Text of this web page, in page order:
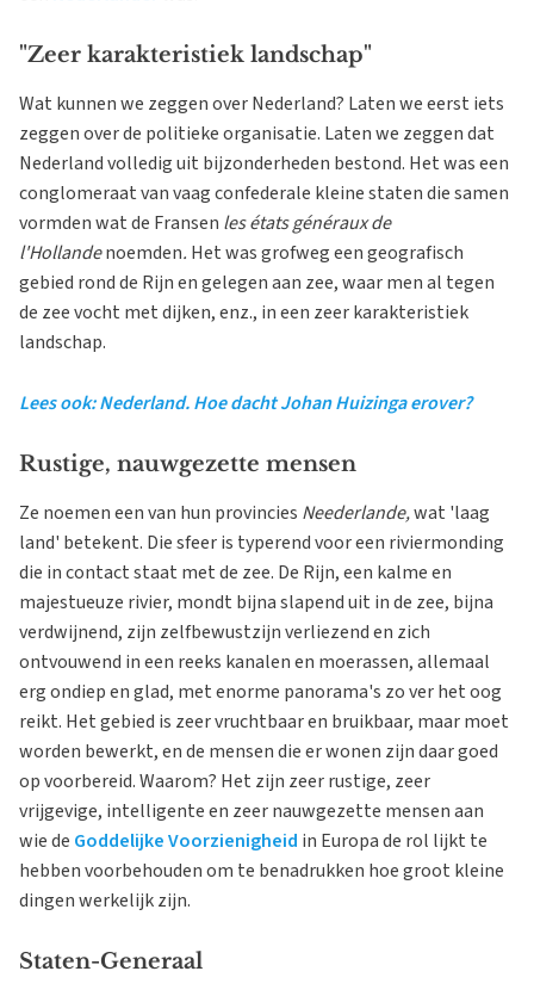
"Zeer karakteristiek landschap"
Wat kunnen we zeggen over Nederland? Laten we eerst iets
zeggen over de politieke organisatie. Laten we zeggen dat
Nederland volledig uit bijzonderheden bestond. Het was een
conglomeraat van vaag confederale kleine staten die samen
vormden wat de Fransen les états généraux de
l'Hollandenoemden. Het was grofweg een geografisch
gebied rond de Rijn en gelegen aan zee, waar men al tegen
de zee vocht met dijken, enz., in een zeer karakteristiek
landschap.
Lees ook: Nederland. Hoe dacht Johan Huizinga erover?
Rustige, nauwgezette mensen
Ze noemen een van hun provincies Neederlande,wat 'laag
land' betekent. Die sfeer is typerend voor een riviermonding
die in contact staat met de zee. De Rijn, een kalme en
majestueuze rivier, mondt bijna slapend uit in de zee, bijna
verdwijnend, zijn zelfbewustzijn verliezend en zich
ontvouwend in een reeks kanalen en moerassen, allemaal
erg ondiep en glad, met enorme panorama's zo ver het oog
reikt. Het gebied is zeer vruchtbaar en bruikbaar, maar moet
worden bewerkt, en de mensen die er wonen zijn daar goed
op voorbereid. Waarom? Het zijn zeer rustige, zeer
vrijgevige, intelligente en zeer nauwgezette mensen aan
wie de Goddelijke Voorzienigheid in Europa de rol lijkt te
hebben voorbehouden om te benadrukken hoe groot kleine
dingen werkelijk zijn.
Staten-Generaal